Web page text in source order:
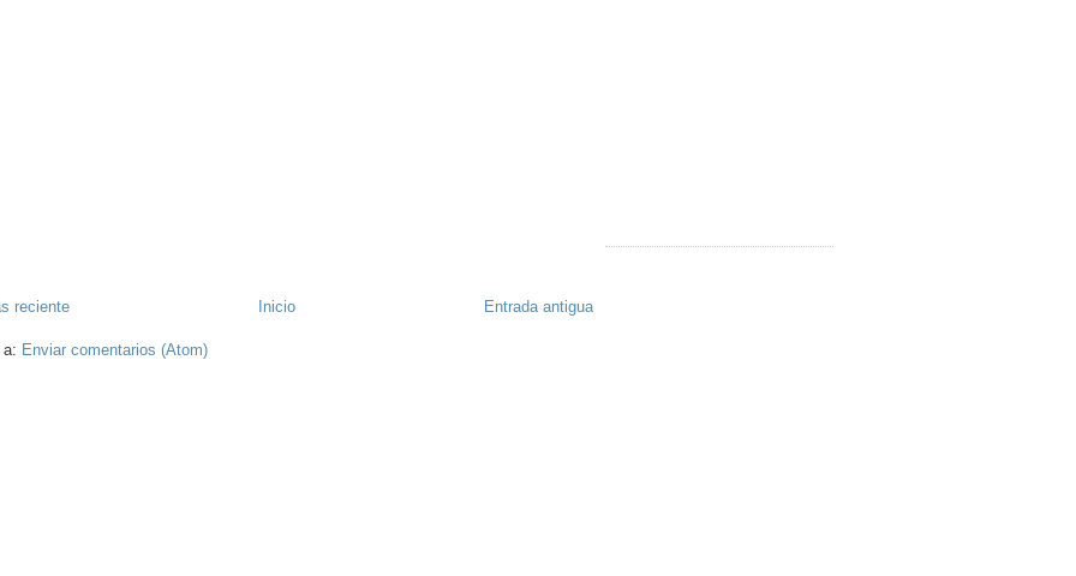
reciente Entrada antigua
Inicio
Enviar comentarios (Atom)